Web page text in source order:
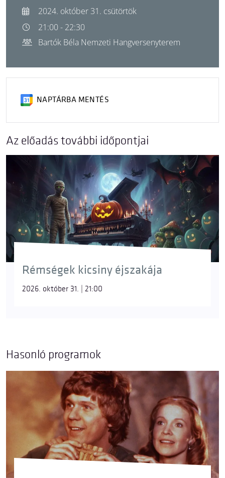
2024. október 31. csütörtök
21:00 - 22:30
Bartók Béla Nemzeti Hangversenyterem
NAPTÁRBA MENTÉS
Az előadás további időpontjai
Rémségek kicsiny éjszakája
2026. október 31. | 21:00
Hasonló programok